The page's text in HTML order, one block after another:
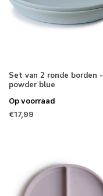
Set van 2 ronde borden -
powder blue
Op voorraad
€17,99